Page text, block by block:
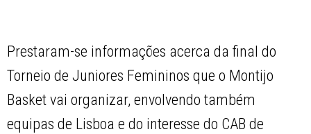
Prestaram-se informações acerca da final do
Torneio de Juniores Femininos que o Montijo
Basket vai organizar, envolvendo também
equipas de Lisboa e do interesse do CAB de